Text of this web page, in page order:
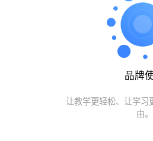
品牌
让教学更轻松、让学习
由。